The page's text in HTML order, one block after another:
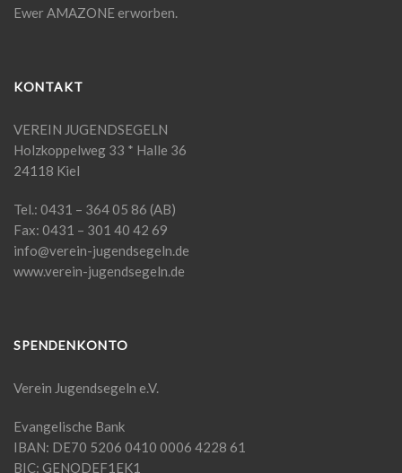
Ewer AMAZONE erworben.
KONTAKT
VEREIN JUGENDSEGELN
Holzkoppelweg 33 * Halle 36
24118 Kiel
Tel.: 0431 – 364 05 86 (AB)
Fax: 0431 – 301 40 42 69
info@verein-jugendsegeln.de
www.verein-jugendsegeln.de
SPENDENKONTO
Verein Jugendsegeln e.V.
Evangelische Bank
IBAN: DE70 5206 0410 0006 4228 61
BIC: GENODEF1EK1